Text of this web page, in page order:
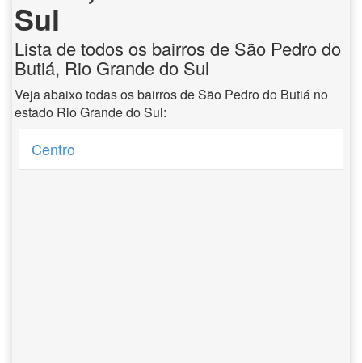
Sul
Lista de todos os bairros de São Pedro do
Butiá, Rio Grande do Sul
Veja abaixo todas os bairros de São Pedro do Butiá no
estado Rio Grande do Sul:
Centro